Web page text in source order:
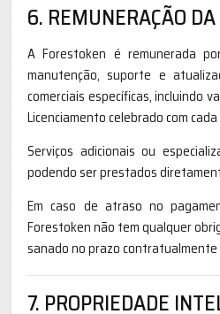
6. REMUNERAÇÃO
A Forestoken é remunerada
manutenção, suporte e
comerciais específicas, incluindo
Licenciamento celebrado com
Serviços adicionais ou
podendo ser prestados
Em caso de atraso no
Forestoken não tem qualquer
sanado no prazo
7. PROPRIEDADE